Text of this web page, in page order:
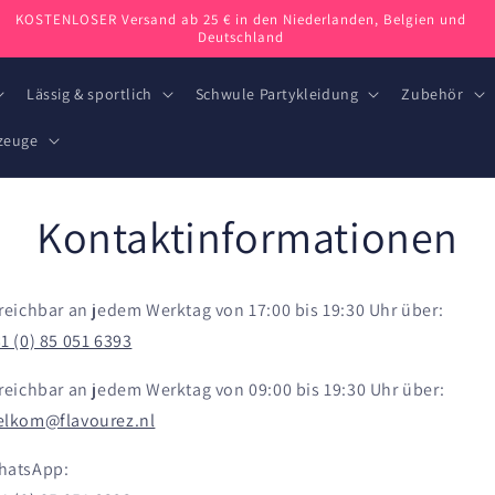
KOSTENLOSER Versand ab 25 € in den Niederlanden, Belgien und
Deutschland
Lässig & sportlich Schwule Partykleidung Zubehör
Kontaktinformationen
an jedem Werktag von 17:00 bis 19:30 Uhr über:
(0) 85 051 6393
an jedem Werktag von 09:00 bis 19:30 Uhr über: